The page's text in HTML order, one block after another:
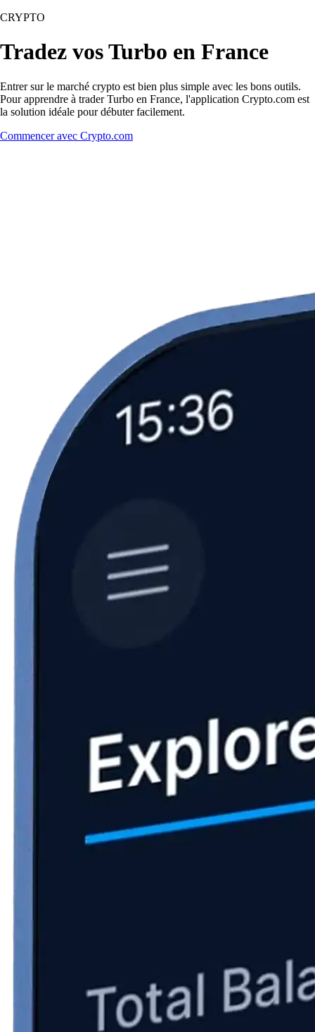
CRYPTO
Tradez vos Turbo en France
Entrer sur le marché crypto est bien plus simple avec les bons outils.
Pour apprendre à trader Turbo en France, l'application Crypto.com est
la solution idéale pour débuter facilement.
Commencer avec Crypto.com